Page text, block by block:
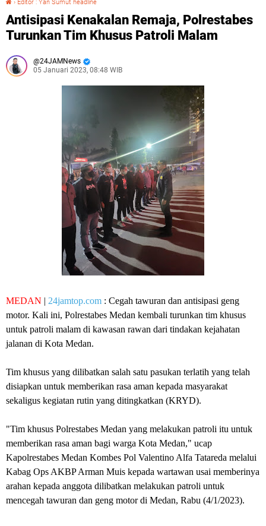
› Editor : Yan Sumut headline
Antisipasi Kenakalan Remaja, Polrestabes
Turunkan Tim Khusus Patroli Malam
24JAMNews
05 Januari 2023, 08:48 WIB
MEDAN | 24jamtop.com : Cegah tawuran dan antisipasi geng
motor. Kali ini, Polrestabes Medan kembali turunkan tim khusus
untuk patroli malam di kawasan rawan dari tindakan kejahatan
jalanan di Kota Medan.
Tim khusus yang dilibatkan salah satu pasukan terlatih yang telah
disiapkan untuk memberikan rasa aman kepada masyarakat
sekaligus kegiatan rutin yang ditingkatkan (KRYD).
"Tim khusus Polrestabes Medan yang melakukan patroli itu untuk
memberikan rasa aman bagi warga Kota Medan," ucap
Kapolrestabes Medan Kombes Pol Valentino Alfa Tatareda melalui
Kabag Ops AKBP Arman Muis kepada wartawan usai memberinya
arahan kepada anggota dilibatkan melakukan patroli untuk
mencegah tawuran dan geng motor di Medan, Rabu (4/1/2023).